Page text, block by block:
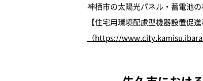
神栖市の太陽光パネル・蓄電池
【住宅用環境配慮型機器設置促進
（https://